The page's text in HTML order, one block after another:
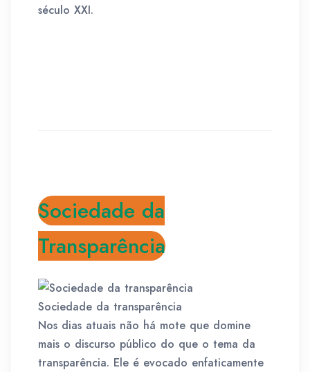
século XXI.
Sociedade da
Transparência
Sociedade da transparência
Nos dias atuais não há mote que domine
mais o discurso público do que o tema da
transparência. Ele é evocado enfaticamente